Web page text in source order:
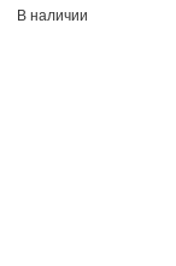
В наличии